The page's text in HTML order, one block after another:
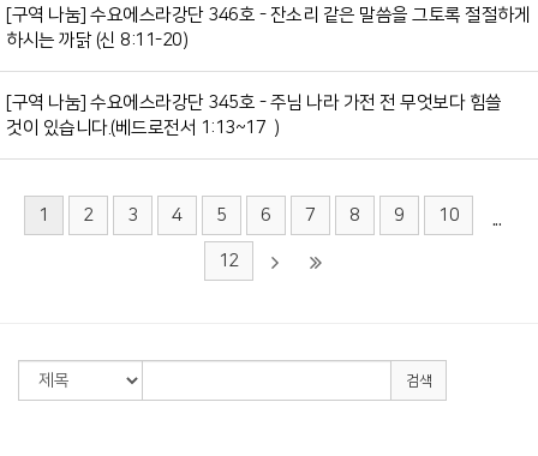
[구역 나눔] 수요에스라강단 346호 - 잔소리 같은 말씀을 그토록 절절하게
하시는 까닭 (신 8:11-20)
[구역 나눔] 수요에스라강단 345호 - 주님 나라 가전 전 무엇보다 힘쓸
것이 있습니다.(베드로전서 1:13~17 )
1 2 3 4 5 6 7 8 9 10 ...
12
검색